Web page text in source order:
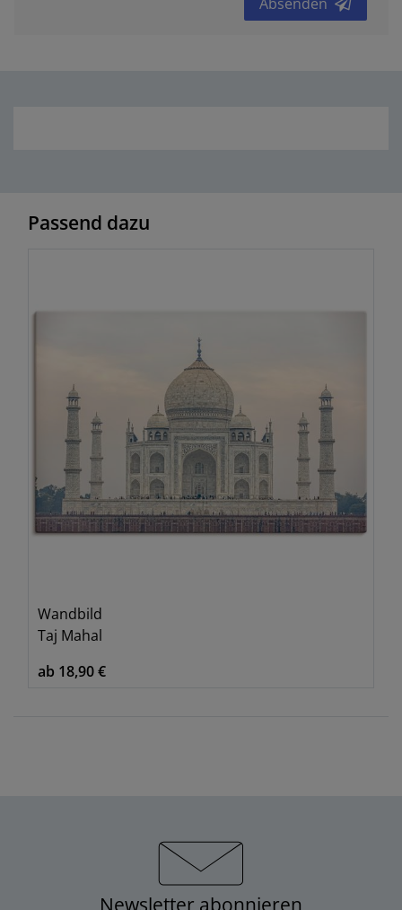
Passend dazu
Wandbild
Taj Mahal
ab 18,90 €
Newsletter abonnieren